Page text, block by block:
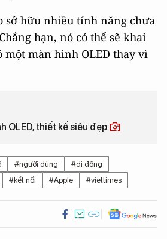
sở hữu nhiều tính năng chưa
hạn, nó có thể sẽ khai
một màn hình OLED thay vì
OLED, thiết kế siêu đẹp
#người dùng
#di động
#kết nối #Apple #viettimes